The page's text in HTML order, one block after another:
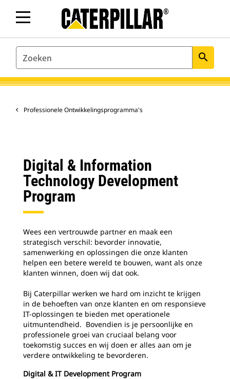
SEARCH search
Professionele Ontwikkelingsprogramma's
Digital & Information
Technology Development
Program
Wees een vertrouwde partner en maak een
strategisch verschil: bevorder innovatie,
samenwerking en oplossingen die onze klanten
helpen een betere wereld te bouwen, want als onze
klanten winnen, doen wij dat ook.
Bij Caterpillar werken we hard om inzicht te krijgen
in de behoeften van onze klanten en om responsieve
IT-oplossingen te bieden met operationele
uitmuntendheid. Bovendien is je persoonlijke en
professionele groei van cruciaal belang voor
toekomstig succes en wij doen er alles aan om je
verdere ontwikkeling te bevorderen.
Digital & IT Development Program